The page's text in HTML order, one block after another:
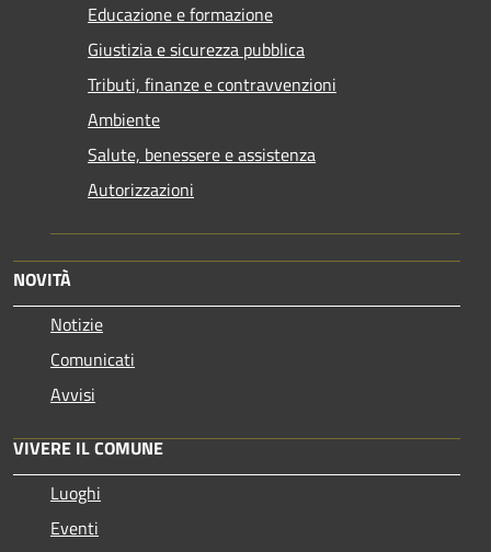
Educazione e formazione
Giustizia e sicurezza pubblica
Tributi, finanze e contravvenzioni
Ambiente
Salute, benessere e assistenza
Autorizzazioni
NOVITÀ
Notizie
Comunicati
Avvisi
VIVERE IL COMUNE
Luoghi
Eventi